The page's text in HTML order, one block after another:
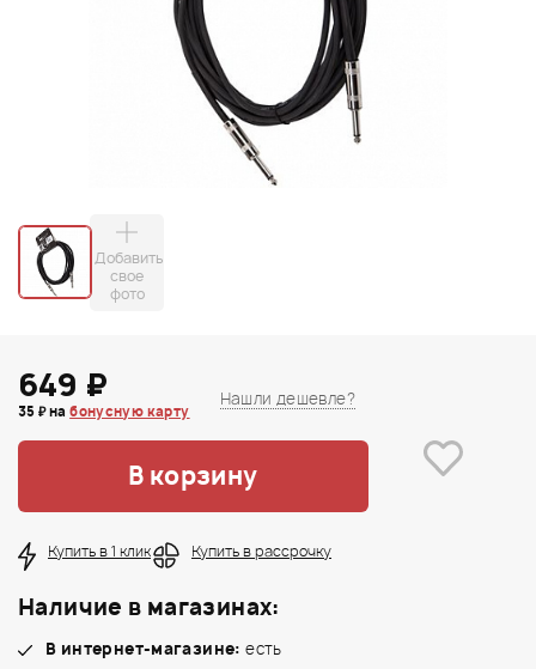
Добавить
свое
фото
649 ₽
35 ₽ набонусную карту
Нашли дешевле?
В корзину
Купить в 1 клик Купить в рассрочку
Наличие в магазинах:
В интернет-магазине: есть